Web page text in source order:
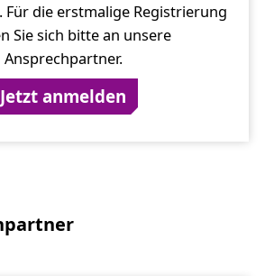
Für die erstmalige Registrierung
Sie sich bitte an unsere
Ansprechpartner.
Jetzt anmelden